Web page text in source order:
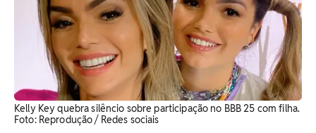
Kelly Key quebra silêncio sobre participação no BBB 25 com filha.
​Foto: Reprodução / Redes sociais